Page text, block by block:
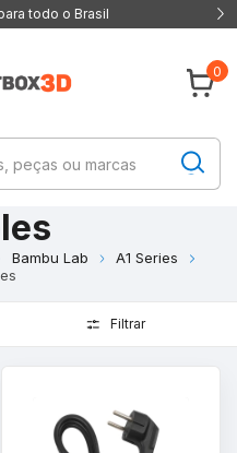
todo o Brasil
0
Bambu Lab
A1 Series
Filtrar